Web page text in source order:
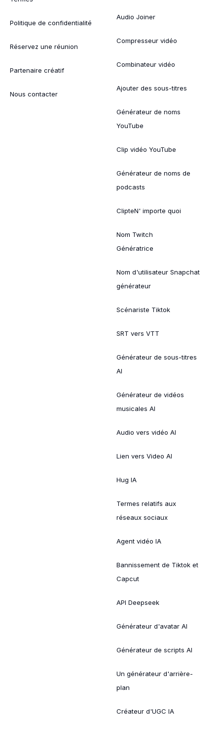
Politique de confidentialité
Réservez une réunion
Partenaire créatif
Nous contacter
Audio Joiner
Compresseur vidéo
Combinateur vidéo
Ajouter des sous-titres
Générateur de noms
YouTube
Clip vidéo YouTube
Générateur de noms de
podcasts
ClipteN' importe quoi
Nom Twitch
Génératrice
Nom d'utilisateur Snapchat
générateur
Scénariste Tiktok
SRT vers VTT
Générateur de sous-titres
AI
Générateur de vidéos
musicales AI
Audio vers vidéo AI
Lien vers Video AI
Hug IA
Termes relatifs aux
réseaux sociaux
Agent vidéo IA
Bannissement de Tiktok et
Capcut
API Deepseek
Générateur d'avatar AI
Générateur de scripts AI
Un générateur d'arrière-
plan
Créateur d'UGC IA